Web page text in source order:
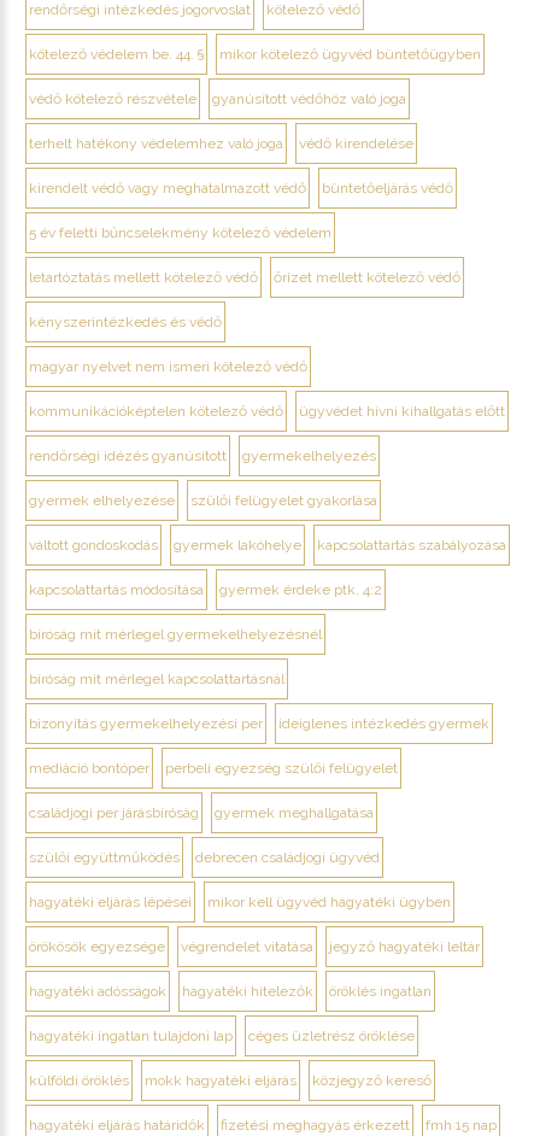
rendőrségi intézkedés jogorvoslat kötelező védő
kötelező védelem be. 44. § mikor kötelező ügyvéd büntetőügyben
védő kötelező részvétele gyanúsított védőhöz való joga
terhelt hatékony védelemhez való joga védő kirendelése
kirendelt védő vagy meghatalmazott védő büntetőeljárás védő
5 év feletti bűncselekmény kötelező védelem
letartóztatás mellett kötelező védő őrizet mellett kötelező védő
kényszerintézkedés és védő
magyar nyelvet nem ismeri kötelező védő
kommunikációképtelen kötelező védő ügyvédet hívni kihallgatás előtt
rendőrségi idézés gyanúsított gyermekelhelyezés
gyermek elhelyezése szülői felügyelet gyakorlása
váltott gondoskodás gyermek lakóhelye kapcsolattartás szabályozása
kapcsolattartás módosítása gyermek érdeke ptk. 4:2
bíróság mit mérlegel gyermekelhelyezésnél
bíróság mit mérlegel kapcsolattartásnál
bizonyítás gyermekelhelyezési per ideiglenes intézkedés gyermek
mediáció bontóper perbeli egyezség szülői felügyelet
családjogi per járásbíróság gyermek meghallgatása
szülői együttműködés debrecen családjogi ügyvéd
hagyatéki eljárás lépései mikor kell ügyvéd hagyatéki ügyben
örökösök egyezsége végrendelet vitatása jegyző hagyatéki leltár
hagyatéki adósságok hagyatéki hitelezők öröklés ingatlan
hagyatéki ingatlan tulajdoni lap céges üzletrész öröklése
külföldi öröklés mokk hagyatéki eljárás közjegyző kereső
hagyatéki eljárás határidők fizetési meghagyás érkezett fmh 15 nap